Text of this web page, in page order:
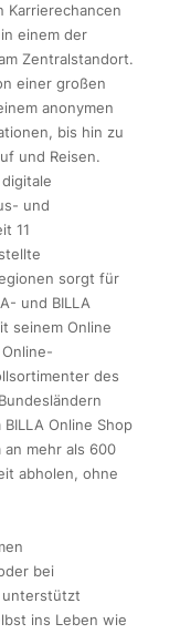
Karrierechancen
einem der
Zentralstandort.
einer großen
anonymen
bis hin zu
und Reisen.
und
11
sorgt für
und BILLA
seinem Online
des
Online Shop
mehr als 600
abholen, ohne
bei
unterstützt
ins Leben wie